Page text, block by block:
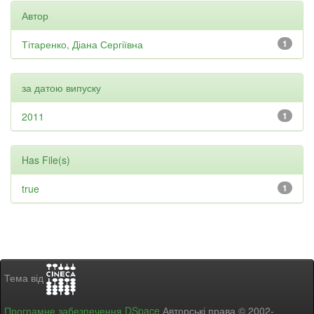
Автор
1
Тітаренко, Діана Сергіївна
за датою випуску
1
2011
Has File(s)
1
true
Тема від
Програмне забезпечення DSpace Авторські права © 2002-